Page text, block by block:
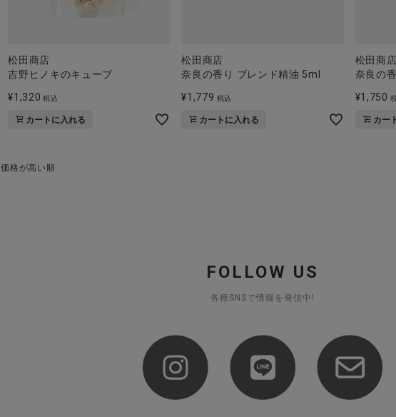
松田商店
吉野ヒノキのキューブ
¥1,320 税込
カートに入れる
松田商店
奈良の香り ブレンド精油 5ml
¥1,779 税込
カートに入れる
松田商店
奈良の
¥1,750
カー
価格が高い順
FOLLOW US
各種SNSで情報を発信中!